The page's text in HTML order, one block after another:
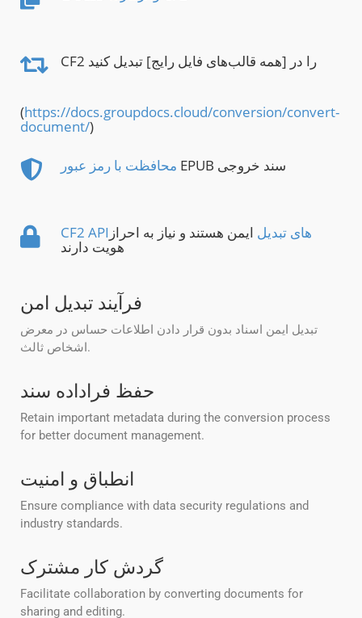
CF2 را در [همه قالب‌های فایل رایج] تبدیل کنید
(https://docs.groupdocs.cloud/conversion/convert-
document/)
محافظت با رمز عبور EPUB سند خروجی
CF2 APIهای تبدیل ایمن هستند و نیاز به احراز
هویت دارند
فرآیند تبدیل امن
تبدیل ایمن اسناد بدون قرار دادن اطلاعات حساس در معرض
اشخاص ثالث.
حفظ فراداده سند
Retain important metadata during the conversion process
for better document management.
انطباق و امنیت
Ensure compliance with data security regulations and
industry standards.
گردش کار مشترک
Facilitate collaboration by converting documents for
sharing and editing.